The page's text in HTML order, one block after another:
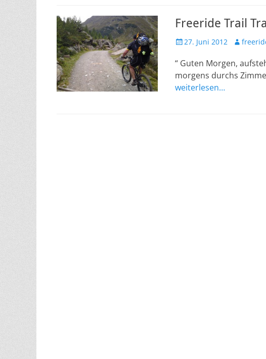
Freeride Trail
Veröffentlicht
27. Juni 2012 Autor
“ Guten Morgen,
morgens durchs
weiterlesen…